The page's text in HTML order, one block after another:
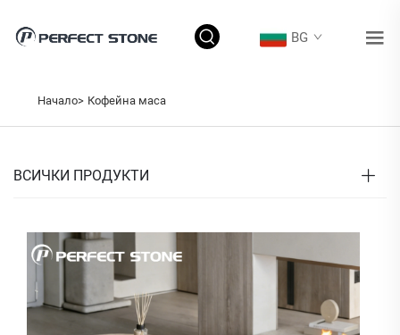
BG
Начало> Кофейна маса
ВСИЧКИ ПРОДУКТИ